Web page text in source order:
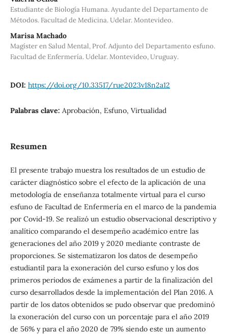
Estudiante de Biología Humana. Ayudante del Departamento de
Métodos. Facultad de Medicina. Udelar. Montevideo.
Marisa Machado
Magíster en Salud Mental, Prof. Adjunto del Departamento esfuno.
Facultad de Enfermería. Udelar. Montevideo, Uruguay.
DOI: https://doi.org/10.33517/rue2023v18n2a12
Palabras clave: Aprobación, Esfuno, Virtualidad
Resumen
El presente trabajo muestra los resultados de un estudio de
carácter diagnóstico sobre el efecto de la aplicación de una
metodología de enseñanza totalmente virtual para el curso
esfuno de Facultad de Enfermería en el marco de la pandemia
por Covid-19. Se realizó un estudio observacional descriptivo y
analítico comparando el desempeño académico entre las
generaciones del año 2019 y 2020 mediante contraste de
proporciones. Se sistematizaron los datos de desempeño
estudiantil para la exoneración del curso esfuno y los dos
primeros periodos de exámenes a partir de la finalización del
curso desarrollados desde la implementación del Plan 2016. A
partir de los datos obtenidos se pudo observar que predominó
la exoneración del curso con un porcentaje para el año 2019
de 56% y para el año 2020 de 79% siendo este un aumento